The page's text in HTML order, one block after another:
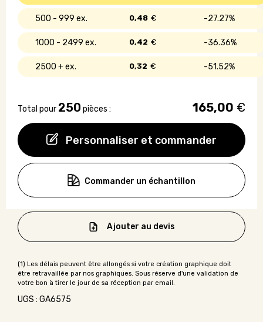
Personnaliser et commander
500 - 999 27.27%
0,48 €
1000 - 2499 36.36%
0,42 €
2500 + 51.52%
0,32 €
Total pour 250 pièces : 165,00 €
Commander un échantillon
Ajouter au devis
UGS : GA6575